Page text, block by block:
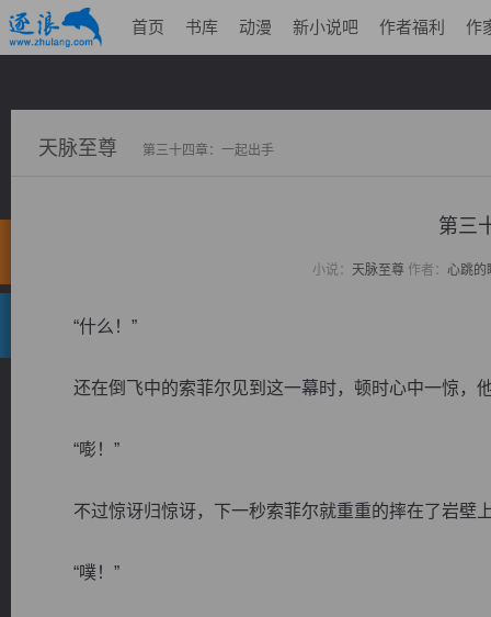
首页 书库 动漫 新小说吧 作者福利 作
天脉至尊 第三十四章：一起出手
第三
小说： 天脉至尊作者： 心跳的
“什么！”
还在倒飞中的索菲尔见到这一幕时，顿时心中一惊，
“嘭！”
不过惊讶归惊讶，下一秒索菲尔就重重的摔在了岩壁
“噗！”